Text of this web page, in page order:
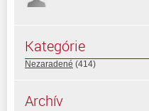
Kategórie
Nezaradené (414)
Archív